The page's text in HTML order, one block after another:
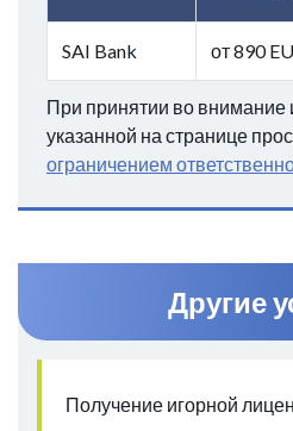
SAI Bank от 890
При принятии во
указанной на странице
ограничением
Другие
Получение игорной